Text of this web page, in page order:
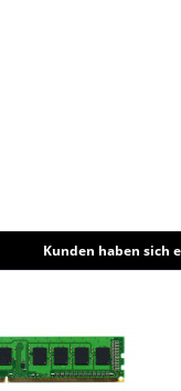
Kunden haben sich